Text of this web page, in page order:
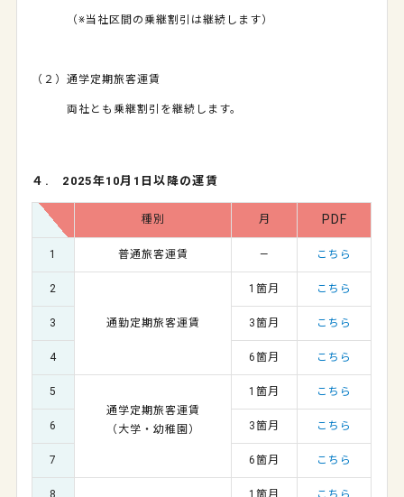
（※当社区間の乗継割引は継続します）
（２）通学定期旅客運賃
両社とも乗継割引を継続します。
４. 2025年10月 1 日以降の運賃
種別 月 PDF
1 普通旅客運賃 ― こちら
2
通勤定期旅客運賃
1箇月 こちら
3 3箇月 こちら
4 6箇月 こちら
5
通学定期旅客運賃
（大学・幼稚園）
1箇月 こちら
6 3箇月 こちら
7 6箇月 こちら
8 1箇月 こちら